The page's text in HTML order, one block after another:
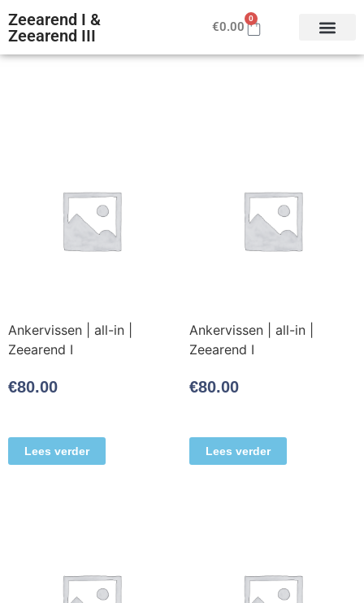
Zeearend I &
Zeearend III
€0.00
0
Ankervissen | all-in |
Zeearend I
€80.00
Lees verder
Ankervissen | all-in |
Zeearend I
€80.00
Lees verder